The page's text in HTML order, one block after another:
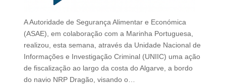
A Autoridade de Segurança Alimentar e Económica
(ASAE), em colaboração com a Marinha Portuguesa,
realizou, esta semana, através da Unidade Nacional de
Informações e Investigação Criminal (UNIIC) uma ação
de fiscalização ao largo da costa do Algarve, a bordo
do navio NRP Dragão, visando o…